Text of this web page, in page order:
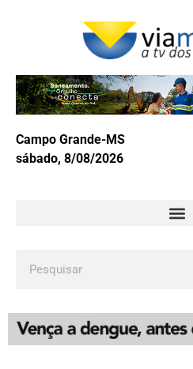
Campo Grande-MS
sábado, 8/08/2026